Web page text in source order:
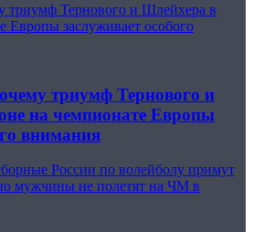
триумф Тернового и Шлейхера в
Европы заслуживает особого
триумф Тернового и
на чемпионате Европы
внимания
России по волейболу примут
мужчины не полетят на ЧМ в